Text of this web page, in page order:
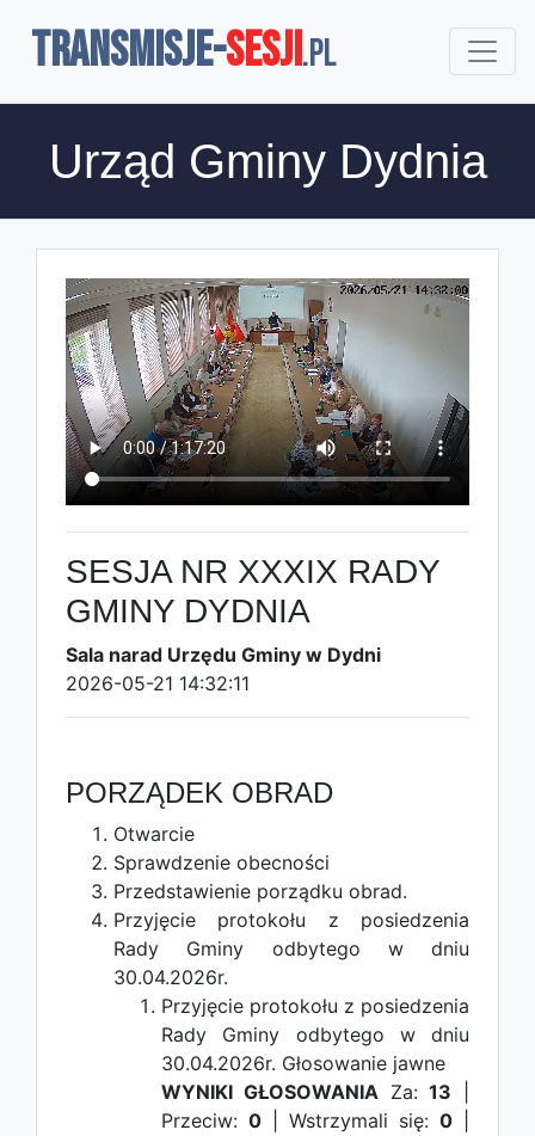
TRANSMISJE-SESJI.pl
Urząd Gminy Dydnia
SESJA NR XXXIX RADY
GMINY DYDNIA
Sala narad Urzędu Gminy w Dydni
2026-05-21 14:32:11
PORZĄDEK OBRAD
Otwarcie
Sprawdzenie obecności
Przedstawienie porządku obrad.
Przyjęcie protokołu z posiedzenia
Rady Gminy odbytego w dniu
30.04.2026r.
Przyjęcie protokołu z posiedzenia
Rady Gminy odbytego w dniu
30.04.2026r. Głosowanie jawne
WYNIKI GŁOSOWANIAZa:13
Przeciw: 0 | Wstrzymali się: 0